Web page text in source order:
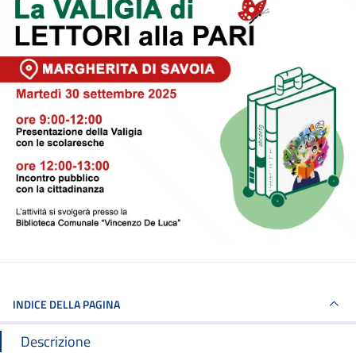
INDICE DELLA PAGINA
Descrizione